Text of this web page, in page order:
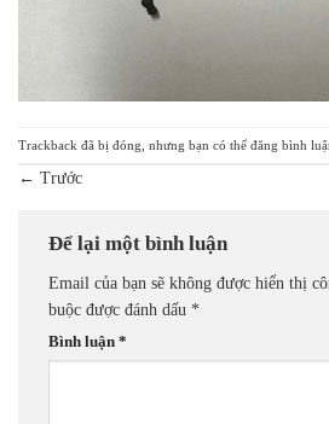
Trackback đã bị đóng, nhưng bạn có thể đăng bình
← Trước
Để lại một bình luận
Email của bạn sẽ không được hiển thị
buộc được đánh dấu *
Bình luận *